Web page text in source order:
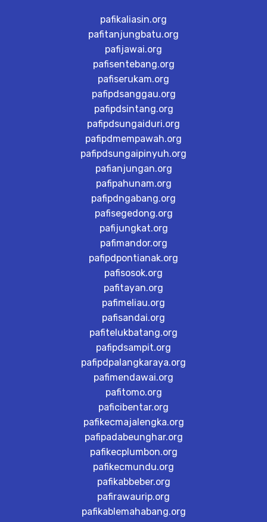
pafikaliasin.org
pafitanjungbatu.org
pafijawai.org
pafisentebang.org
pafiserukam.org
pafipdsanggau.org
pafipdsintang.org
pafipdsungaiduri.org
pafipdmempawah.org
pafipdsungaipinyuh.org
pafianjungan.org
pafipahunam.org
pafipdngabang.org
pafisegedong.org
pafijungkat.org
pafimandor.org
pafipdpontianak.org
pafisosok.org
pafitayan.org
pafimeliau.org
pafisandai.org
pafitelukbatang.org
pafipdsampit.org
pafipdpalangkaraya.org
pafimendawai.org
pafitomo.org
paficibentar.org
pafikecmajalengka.org
pafipadabeunghar.org
pafikecplumbon.org
pafikecmundu.org
pafikabbeber.org
pafirawaurip.org
pafikablemahabang.org